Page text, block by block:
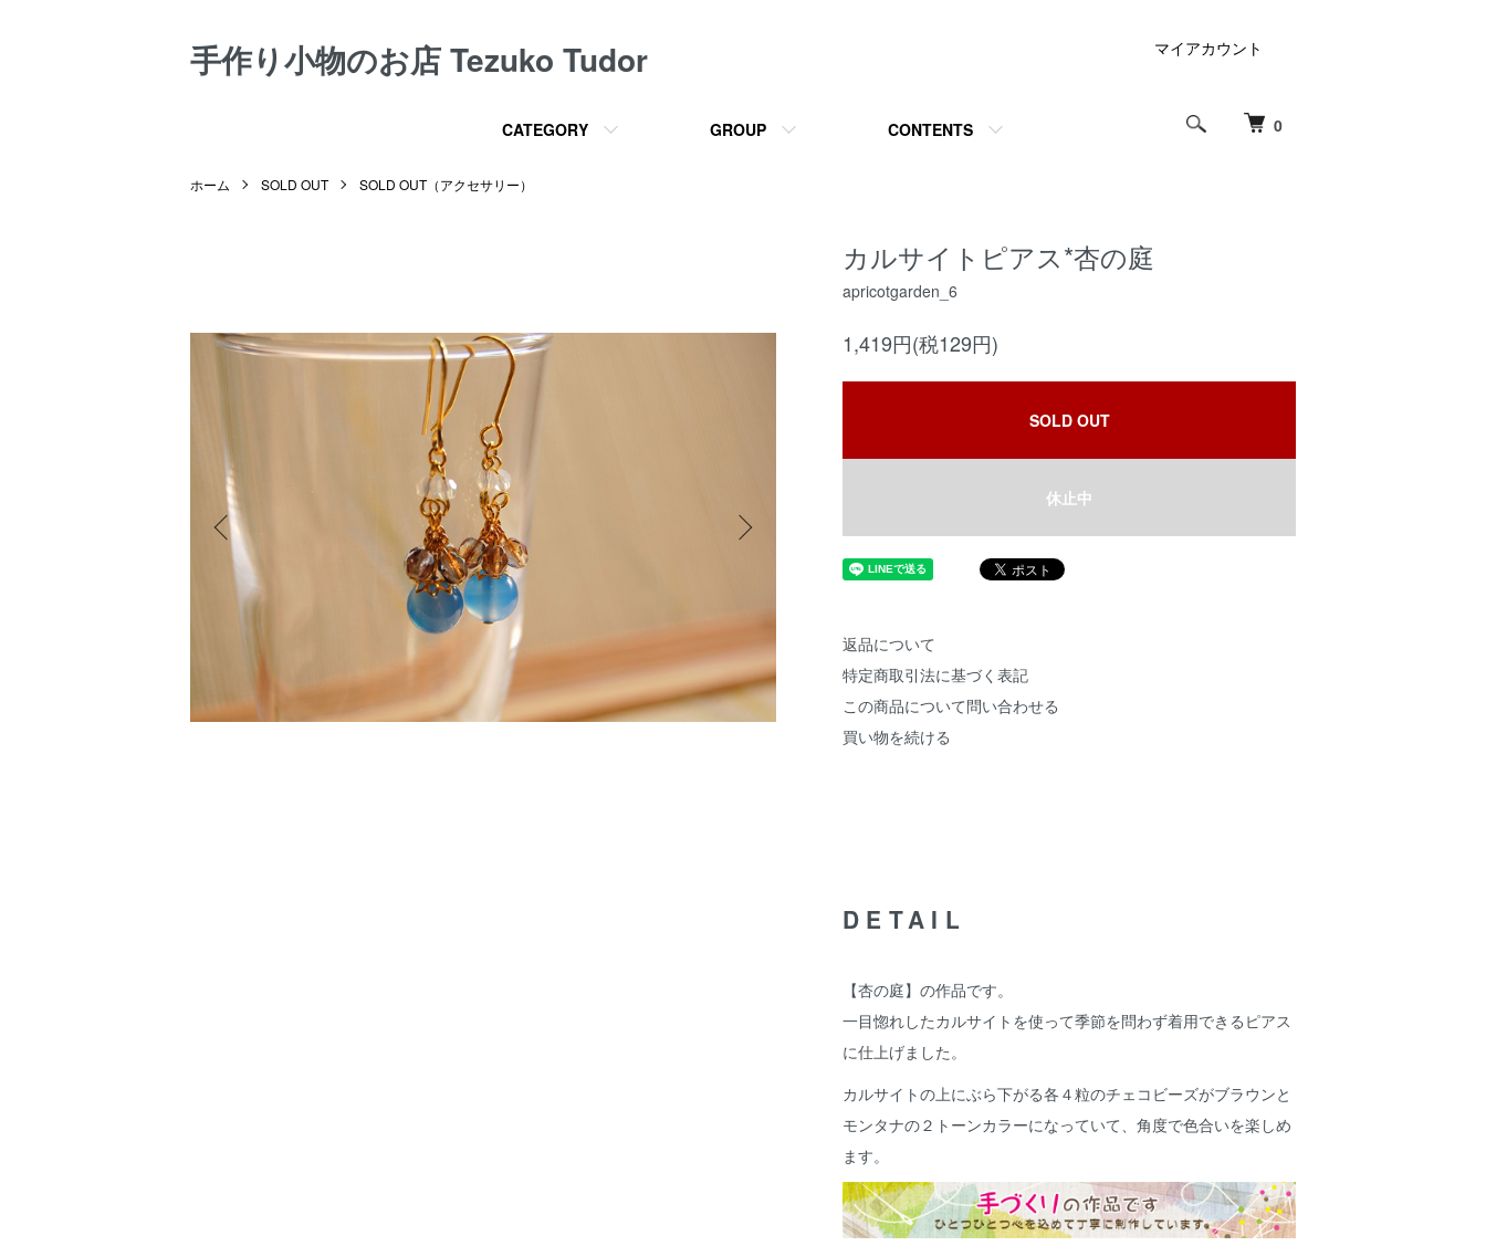
手作り小物のお店 Tezuko Tudor
0
CATEGORY GROUP CONTENTS
マイアカウント
ホーム SOLD OUT SOLD OUT（アクセサリー）
カルサイトピアス*杏の庭
apricotgarden_6
1,419円(税129円)
SOLD OUT
休止中
返品について
特定商取引法に基づく表記
この商品について問い合わせる
買い物を続ける
DETAIL
【杏の庭】の作品です。
一目惚れしたカルサイトを使って季節を問わず着用できるピアス
に仕上げました。
カルサイトの上にぶら下がる各４粒のチェコビーズがブラウンと
モンタナの２トーンカラーになっていて、角度で色合いを楽しめ
ます。